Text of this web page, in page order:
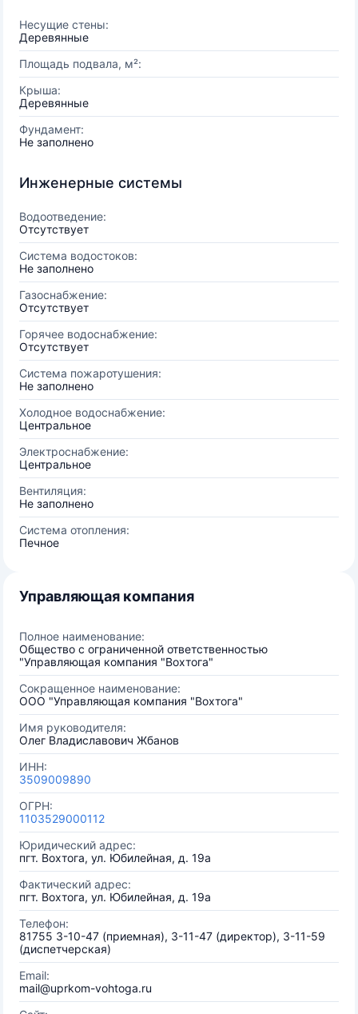
Несущие стены:
Деревянные
Площадь подвала, м²:
Крыша:
Деревянные
Фундамент:
Не заполнено
Инженерные системы
Водоотведение:
Отсутствует
Система водостоков:
Не заполнено
Газоснабжение:
Отсутствует
Горячее водоснабжение:
Отсутствует
Система пожаротушения:
Не заполнено
Холодное водоснабжение:
Центральное
Электроснабжение:
Центральное
Вентиляция:
Не заполнено
Система отопления:
Печное
Управляющая компания
Полное наименование:
Общество с ограниченной ответственностью
"Управляющая компания "Вохтога"
Сокращенное наименование:
ООО "Управляющая компания "Вохтога"
Имя руководителя:
Олег Владиславович Жбанов
ИНН:
3509009890
ОГРН:
1103529000112
Юридический адрес:
пгт. Вохтога, ул. Юбилейная, д. 19а
Фактический адрес:
пгт. Вохтога, ул. Юбилейная, д. 19а
Телефон:
81755 3-10-47 (приемная), 3-11-47 (директор), 3-11-59
(диспетчерская)
Email:
mail@uprkom-vohtoga.ru